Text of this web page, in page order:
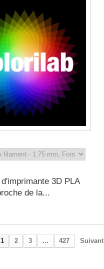
3D PLA
de la...
1 2 3 ... 427 Suivant